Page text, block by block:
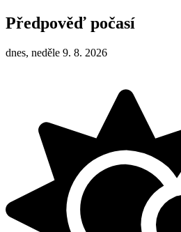
Předpověď počasí
dnes, neděle 9. 8. 2026